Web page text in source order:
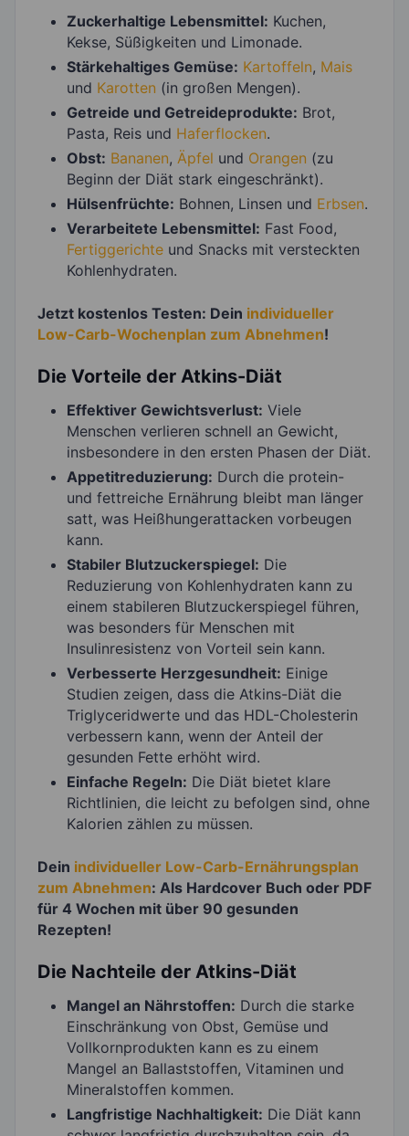
Zuckerhaltige Lebensmittel: Kuchen,
Kekse, Süßigkeiten und Limonade.
Stärkehaltiges Gemüse: Kartoffeln, Mais
und Karotten (in großen Mengen).
Getreide und Getreideprodukte: Brot,
Pasta, Reis und Haferflocken.
Obst: Bananen, Äpfel und Orangen (zu
Beginn der Diät stark eingeschränkt).
Hülsenfrüchte: Bohnen, Linsen und Erbsen.
Verarbeitete Lebensmittel: Fast Food,
Fertiggerichte und Snacks mit versteckten
Kohlenhydraten.
Jetzt kostenlos Testen: Dein individueller
Low-Carb-Wochenplan zum Abnehmen!
Die Vorteile der Atkins-Diät
Effektiver Gewichtsverlust: Viele
Menschen verlieren schnell an Gewicht,
insbesondere in den ersten Phasen der Diät.
Appetitreduzierung: Durch die protein-
und fettreiche Ernährung bleibt man länger
satt, was Heißhungerattacken vorbeugen
kann.
Stabiler Blutzuckerspiegel: Die
Reduzierung von Kohlenhydraten kann zu
einem stabileren Blutzuckerspiegel führen,
was besonders für Menschen mit
Insulinresistenz von Vorteil sein kann.
Verbesserte Herzgesundheit: Einige
Studien zeigen, dass die Atkins-Diät die
Triglyceridwerte und das HDL-Cholesterin
verbessern kann, wenn der Anteil der
gesunden Fette erhöht wird.
Einfache Regeln: Die Diät bietet klare
Richtlinien, die leicht zu befolgen sind, ohne
Kalorien zählen zu müssen.
Dein individueller Low-Carb-Ernährungsplan
zum Abnehmen: Als Hardcover Buch oder PDF
für 4 Wochen mit über 90 gesunden
Rezepten!
Die Nachteile der Atkins-Diät
Mangel an Nährstoffen: Durch die starke
Einschränkung von Obst, Gemüse und
Vollkornprodukten kann es zu einem
Mangel an Ballaststoffen, Vitaminen und
Mineralstoffen kommen.
Langfristige Nachhaltigkeit: Die Diät kann